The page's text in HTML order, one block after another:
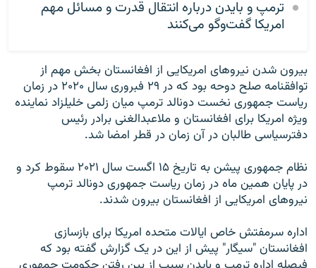
ترمپ و بایدن درباره انتقال قدرت و مسائل مهم
امریکا گفت‌وگو می‌کنند
بیرون شدن نیروهای امریکایی از افغانستان بخش مهم از
توافقنامه صلح دوحه بود که در ۲۹ فبروری سال ۲۰۲۰ در زمان
ریاست جمهوری نخست دونالد ترمپ میان زلمی خلیلزاد نماینده
ویژه امریکا برای افغانستان و ملاعبدالغنی برادر رئیس
دفترسیاسی طالبان در آن زمان در قطر امضا شد.
نظام جمهوری پیشن به تاریخ ۱۵ اگست سال ۲۰۲۱ سقوط کرد و
در پایان همین ماه در زمان ریاست جمهوری دونالد ترمپ
نیروهای امریکایی از افغانستان بیرون شدند.
اداره سرمفتش خاص ایالات متحده امریکا برای بازسازی
افغانستان "سیگار" پیش از این در یک گزارش گفته بود که